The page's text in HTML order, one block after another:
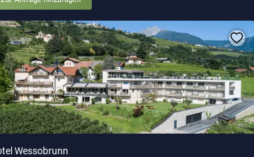
Wessobrunn